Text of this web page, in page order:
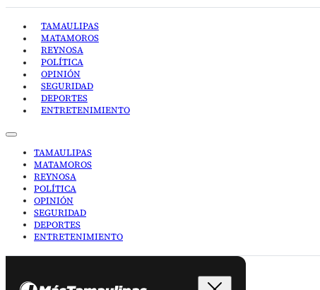
TAMAULIPAS
MATAMOROS
REYNOSA
POLÍTICA
OPINIÓN
SEGURIDAD
DEPORTES
ENTRETENIMIENTO
TAMAULIPAS
MATAMOROS
REYNOSA
POLÍTICA
OPINIÓN
SEGURIDAD
DEPORTES
ENTRETENIMIENTO